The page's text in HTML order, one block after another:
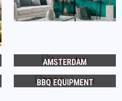
AMSTERDAM
BBQ EQUIPMENT